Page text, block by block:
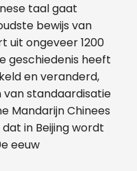
taal gaat
bewijs van
uit ongeveer 1200
geschiedenis heeft
en veranderd,
standaardisatie
Mandarijn Chinees
in Beijing wordt
eeuw